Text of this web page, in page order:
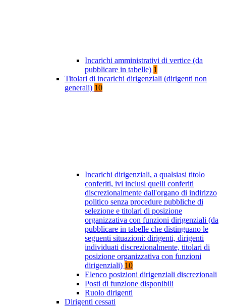
Incarichi amministrativi di vertice (da
pubblicare in tabelle) 1
Titolari di incarichi dirigenziali (dirigenti non
generali) 10
Incarichi dirigenziali, a qualsiasi titolo
conferiti, ivi inclusi quelli conferiti
discrezionalmente dall'organo di indirizzo
politico senza procedure pubbliche di
selezione e titolari di posizione
organizzativa con funzioni dirigenziali (da
pubblicare in tabelle che distinguano le
seguenti situazioni: dirigenti, dirigenti
individuati discrezionalmente, titolari di
posizione organizzativa con funzioni
dirigenziali) 10
Elenco posizioni dirigenziali discrezionali
Posti di funzione disponibili
Ruolo dirigenti
Dirigenti cessati